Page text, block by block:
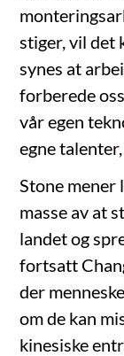
stiger, vil det
synes at
forberede
vår egen
egne talenter,
Stone
masse av at
landet og
fortsatt
der
om de kan
kinesiske